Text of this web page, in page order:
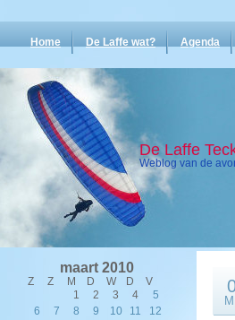
Home De Laffe wat? Agenda
De Laffe
Weblog van de
maart 2010
Z Z M D W D
V
1
2 3 4
5
6
7 8 9 10 11
12